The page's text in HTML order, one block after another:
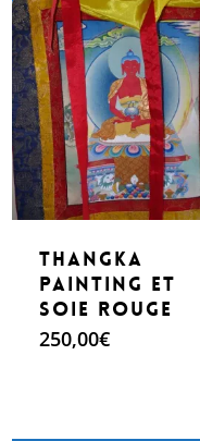
Make An Offer
Thangka
painting et
soie rouge
250,00€